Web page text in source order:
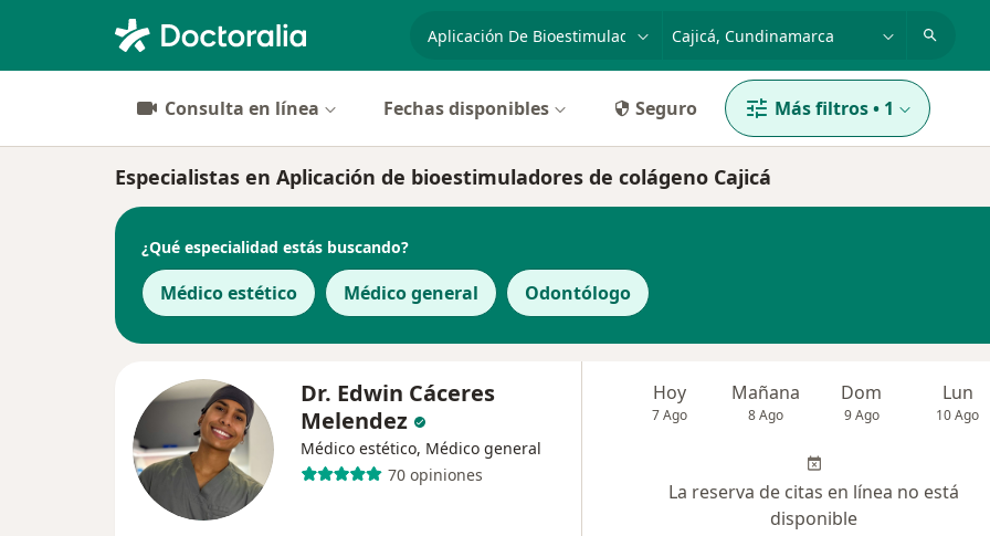
especialidad, enfermedad o nombrep. ej. Bogotá
Consulta en línea Fechas disponibles Seguro Más filtros• 1
Especialistas en Aplicación de bioestimuladores de colágeno Cajicá
¿Qué especialidad estás buscando?
Médico estético Médico general Odontólogo
Dr. Edwin Cáceres
Melendez
Médico estético, Médico general
70 opiniones
Hoy
7 Ago
Mañana
8 Ago
Dom
9 Ago
Lun
10 Ago
La reserva de citas en línea no está
disponible